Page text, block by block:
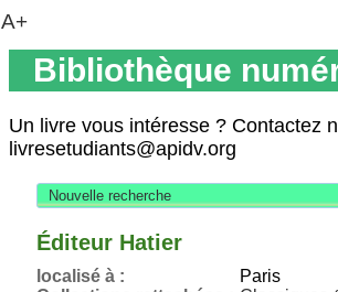
Bibliothèque
Un livre vous intéresse ? Contactez
livresetudiants@apidv.org
Nouvelle recherche
Éditeur Hatier
localisé à :
Paris
A+